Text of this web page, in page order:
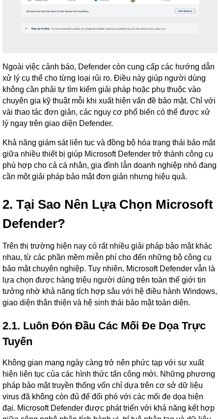
Ngoài việc cảnh báo, Defender còn cung cấp các hướng dẫn
xử lý cụ thể cho từng loại rủi ro. Điều này giúp người dùng
không cần phải tự tìm kiếm giải pháp hoặc phụ thuộc vào
chuyên gia kỹ thuật mỗi khi xuất hiện vấn đề bảo mật. Chỉ với
vài thao tác đơn giản, các nguy cơ phổ biến có thể được xử
lý ngay trên giao diện Defender.
Khả năng giám sát liên tục và đồng bộ hóa trạng thái bảo mật
giữa nhiều thiết bị giúp Microsoft Defender trở thành công cụ
phù hợp cho cả cá nhân, gia đình lẫn doanh nghiệp nhỏ đang
cần một giải pháp bảo mật đơn giản nhưng hiệu quả.
2. Tại Sao Nên Lựa Chọn Microsoft
Defender?
Trên thị trường hiện nay có rất nhiều giải pháp bảo mật khác
nhau, từ các phần mềm miễn phí cho đến những bộ công cụ
bảo mật chuyên nghiệp. Tuy nhiên, Microsoft Defender vẫn là
lựa chọn được hàng triệu người dùng trên toàn thế giới tin
tưởng nhờ khả năng tích hợp sâu với hệ điều hành Windows,
giao diện thân thiện và hệ sinh thái bảo mật toàn diện.
2.1. Luôn Đón Đầu Các Mối Đe Dọa Trực
Tuyến
Không gian mạng ngày càng trở nên phức tạp với sự xuất
hiện liên tục của các hình thức tấn công mới. Những phương
pháp bảo mật truyền thống vốn chỉ dựa trên cơ sở dữ liệu
virus đã không còn đủ để đối phó với các mối đe dọa hiện
đại. Microsoft Defender được phát triển với khả năng kết hợp